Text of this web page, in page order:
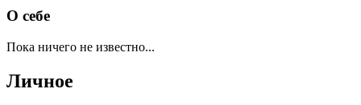
О себе
Пока ничего не известно...
Личное